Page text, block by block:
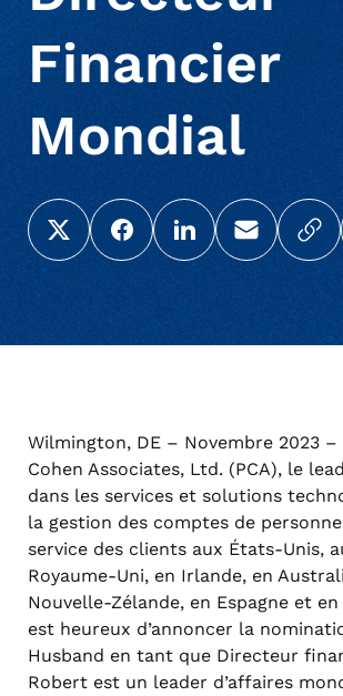
Financier
Mondial
Share this page on X (Twitter)
Share this link on
Share this link on
Email a
Wilmington, DE – Novembre 2023 –
Cohen Associates, Ltd. (PCA), le
dans les services et solutions
la gestion des comptes de
service des clients aux États-Unis,
Royaume-Uni, en Irlande, en
Nouvelle-Zélande, en Espagne et en
est heureux d’annoncer la
Husband en tant que Directeur
Robert est un leader d’affaires